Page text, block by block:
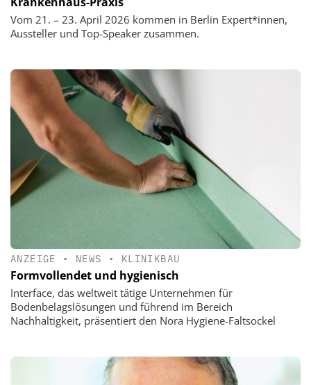
Vom 21. – 23. April 2026 kommen in Berlin Expert*innen,
Aussteller und Top-Speaker zusammen.
ANZEIGE • NEWS • KLINIKBAU
Formvollendet und hygienisch
Interface, das weltweit tätige Unternehmen für
Bodenbelagslösungen und führend im Bereich
Nachhaltigkeit, präsentiert den Nora Hygiene-Faltsockel